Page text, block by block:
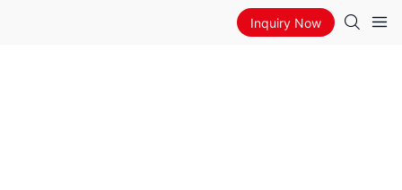
Inquiry Now